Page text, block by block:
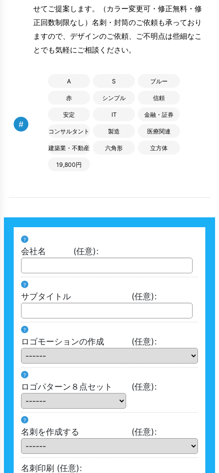
せてご提案します。（カラー変更可・修正無料・修
正回数制限なし）名刺・封筒のご依頼も承っており
ますので、デザインのご依頼、ご不明点は些細なこ
とでも気軽にご相談ください。
#
A S ブルー
赤 シンプル 信頼
安定 IT 金融・証券
コンサルタント 製造 医療関連
建築業・不動産 六角形 立方体
19,800円
?
会社名 (任意):
?
サブタイトル (任意):
?
ロゴモーションの作成 (任意):
?
ロゴパターン８点セット (任意):
?
名刺を作成する (任意):
名刺印刷 (任意):